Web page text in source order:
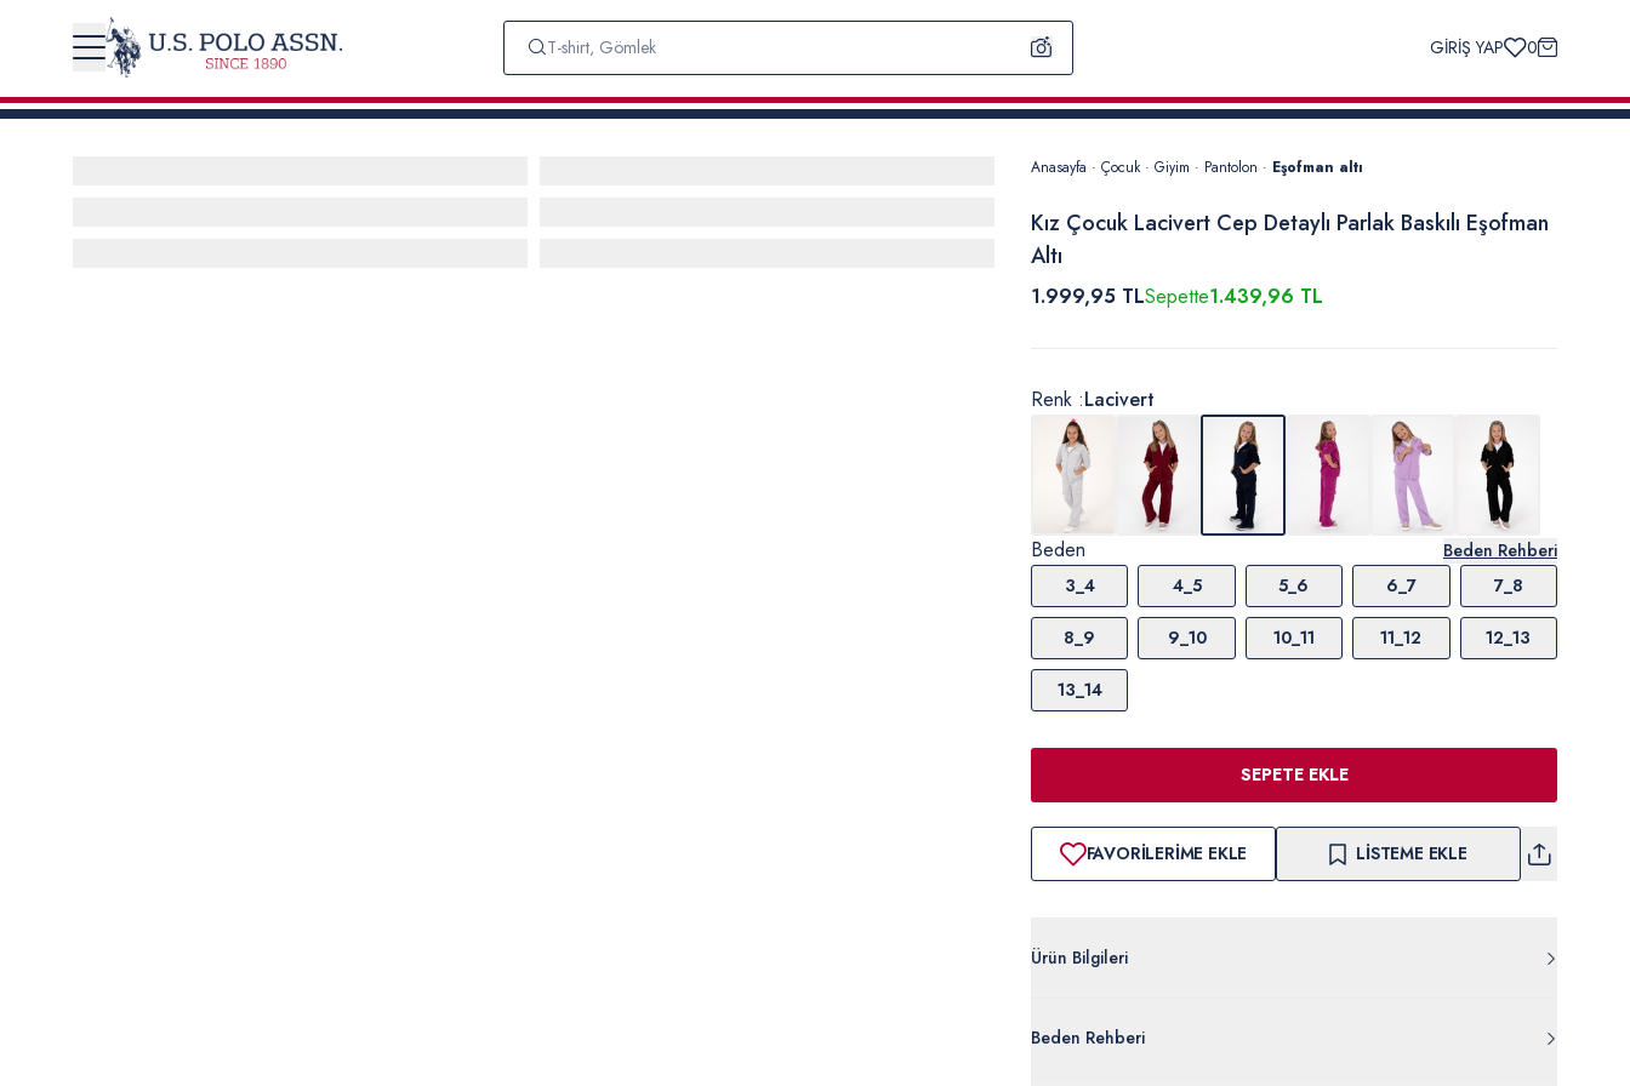
GİRİŞ YAP 0
Anasayfa · Çocuk · Giyim · Pantolon · Eşofman altı
Kız Çocuk Lacivert Cep Detaylı Parlak Baskılı Eşofman
Altı
1.999,95 TLSepette1.439,96 TL
Beden
Beden Rehberi
3_4
4_5 5_6 6_7 7_8
8_9 9_10 10_11 11_12 12_13
13_14
Renk :Lacivert
SEPETE EKLE
FAVORILERIME EKLE LISTEME EKLE
Ürün Bilgileri
%88 Pamuk %12 Poliester
Beden Rehberi